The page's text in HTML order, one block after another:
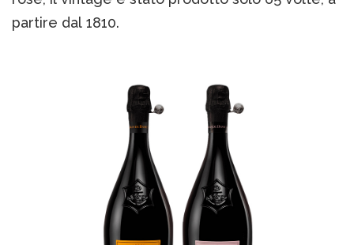
partire dal 1810.